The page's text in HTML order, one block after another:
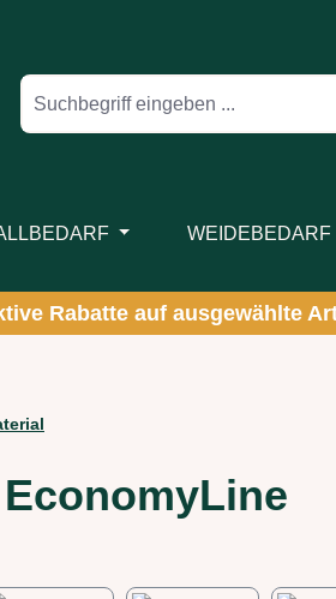
WEIDEBEDARF
Rabatte auf ausgewählte